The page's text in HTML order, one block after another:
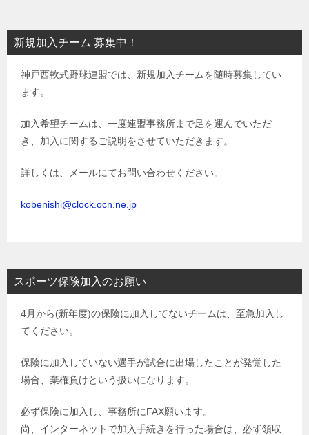
ビ
ゲ
新規加入チーム 募集中！
神戸西軟式野球連盟では、新規加入チームを随時募集してい
ます。
加入希望チームは、一度連盟事務所まで足を運んでいただ
き、加入に関するご説明をさせていただきます。
詳しくは、メールにてお問い合わせください。
kobenishi@clock.ocn.ne.jp
スポーツ保険加入のお願い
4月から(新年度)の保険に加入してないチームは、至急加入し
てください。
保険に加入していない選手が試合に出場したことが発覚した
場合、棄権負けという扱いになります。
必ず保険に加入し、事務所にFAX願います。
尚、インターネットで加入手続きを行った場合は、必ず領収